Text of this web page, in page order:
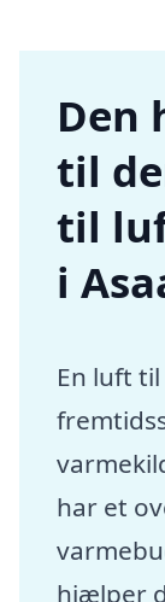
Den
til
til
i
En luft
har et
hjælper